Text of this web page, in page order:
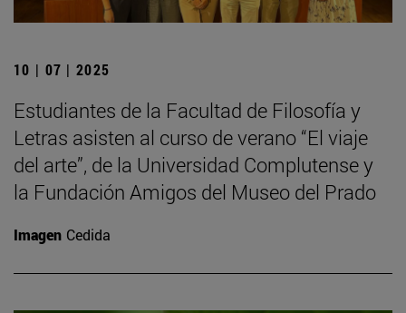
10 | 07 | 2025
Estudiantes de la Facultad de Filosofía y
Letras asisten al curso de verano “El viaje
del arte”, de la Universidad Complutense y
la Fundación Amigos del Museo del Prado
Imagen Cedida